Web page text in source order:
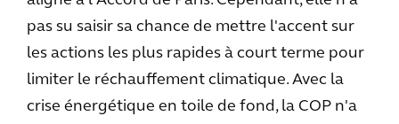
pas su saisir sa chance de mettre l'accent sur
les actions les plus rapides à court terme pour
limiter le réchauffement climatique. Avec la
crise énergétique en toile de fond, la COP n'a